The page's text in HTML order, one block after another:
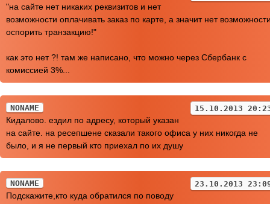
"на сайте нет никаких реквизитов и нет
возможности оплачивать заказ по карте, а значит нет
оспорить транзакцию!"
как это нет ?! там же написано, что можно через Сбербанк с
комиссией 3%...
NONAME 15.10.2013
Кидалово. ездил по адресу, который указан
на сайте. на ресепшене сказали такого офиса у них никогда не
было, и я не первый кто приехал по их душу
NONAME 23.10.2013
Подскажите,кто куда обратился по поводу